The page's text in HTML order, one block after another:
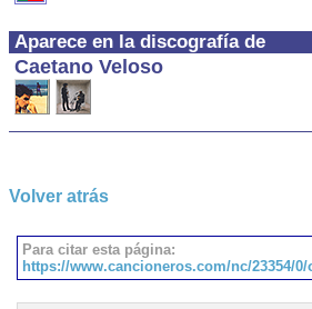
Aparece en la discografía de
Caetano Veloso
Volver atrás
Para citar esta página:
https://www.cancioneros.com/nc/23354/